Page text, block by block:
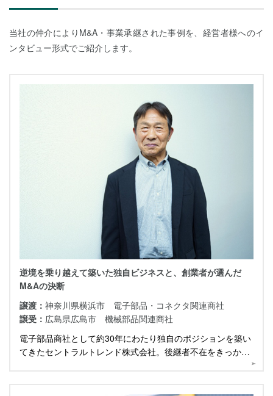
当社の仲介によりM&A・事業承継された事例を、経営者様へのイ
ンタビュー形式でご紹介します。
逆境を乗り越えて築いた独自ビジネスと、創業者が選んだ
M&Aの決断
譲渡： 神奈川県横浜市 電子部品・コネクタ関連商社
譲受： 広島県広島市 機械部品関連商社
電子部品商社として約30年にわたり独自のポジションを築い
てきたセントラルトレンド株式会社。後継者不在をきっかけ
がる新たな成長機会について語ります。